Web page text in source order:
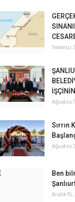
Temmuz
Ağustos
Sırrın
Ağustos
Ben
Aralık 15,